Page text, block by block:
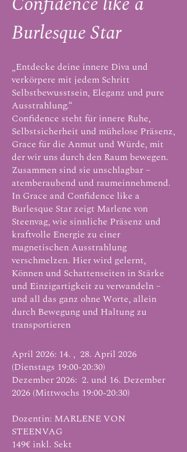
Burlesque Star
„Entdecke deine innere Diva und
verkörpere mit jedem Schritt
Selbstbewusstsein, Eleganz und pure
Ausstrahlung.“
Confidence steht für innere Ruhe,
Selbstsicherheit und mühelose Präsenz,
Grace für die Anmut und Würde, mit
der wir uns durch den Raum bewegen.
Zusammen sind sie unschlagbar –
atemberaubend und raumeinnehmend.
In Grace and Confidence like a
Burlesque Star zeigt Marlene von
Steenvag, wie sinnliche Präsenz und
kraftvolle Energie zu einer
magnetischen Ausstrahlung
verschmelzen. Hier wird gelernt,
Können und Schattenseiten in Stärke
und Einzigartigkeit zu verwandeln –
und all das ganz ohne Worte, allein
durch Bewegung und Haltung zu
transportieren
April 2026: 14. , 28. April 2026
(Dienstags 19:00-20:30)
Dezember 2026: 2. und 16. Dezember
2026 (Mittwochs 19:00-20:30)
Dozentin: MARLENE VON
STEENVAG
149€ inkl. Sekt